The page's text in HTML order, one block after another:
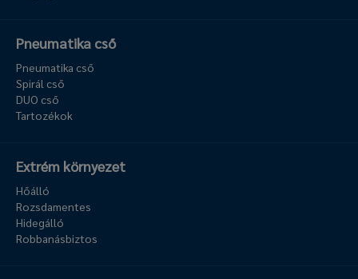
Pneumatika cső
Pneumatika cső
Spirál cső
DUO cső
Tartozékok
Extrém környezet
Hőálló
Rozsdamentes
Hidegálló
Robbanásbiztos